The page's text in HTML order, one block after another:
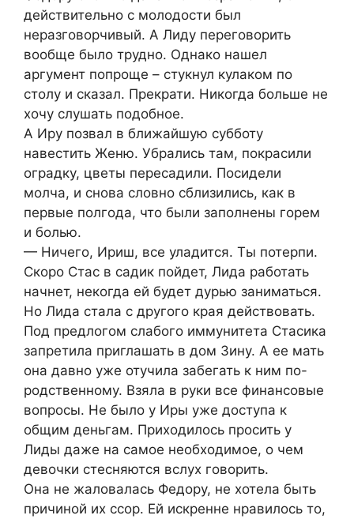
действительно с молодости был
неразговорчивый. А Лиду переговорить
вообще было трудно. Однако нашел
аргумент попроще – стукнул кулаком по
столу и сказал. Прекрати. Никогда больше не
хочу слушать подобное.
А Иру позвал в ближайшую субботу
навестить Женю. Убрались там, покрасили
оградку, цветы пересадили. Посидели
молча, и снова словно сблизились, как в
первые полгода, что были заполнены горем
и болью.
— Ничего, Ириш, все уладится. Ты потерпи.
Скоро Стас в садик пойдет, Лида работать
начнет, некогда ей будет дурью заниматься.
Но Лида стала с другого края действовать.
Под предлогом слабого иммунитета Стасика
запретила приглашать в дом Зину. А ее мать
она давно уже отучила забегать к ним по-
родственному. Взяла в руки все финансовые
вопросы. Не было у Иры уже доступа к
общим деньгам. Приходилось просить у
Лиды даже на самое необходимое, о чем
девочки стесняются вслух говорить.
Она не жаловалась Федору, не хотела быть
причиной их ссор. Ей искренне нравилось то,